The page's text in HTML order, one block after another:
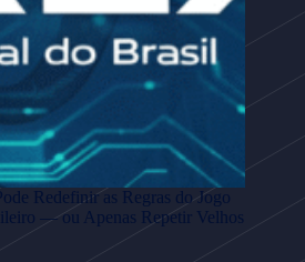
Redefinir as Regras do Jogo
— ou Apenas Repetir Velhos